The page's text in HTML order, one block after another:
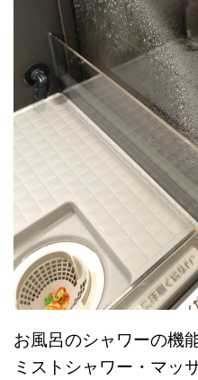
お風呂のシャワーの機
ミストシャワー・マッ